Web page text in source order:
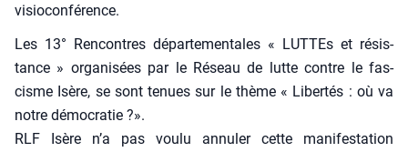
visioconférence.
Les 13° Ren­contres dépar­te­men­tales « LUTTEs et résis­
tance » orga­ni­sées par le Réseau de lutte contre le fas­
cisme Isère, se sont tenues sur le thème « Liber­tés : où va
notre démo­cra­tie ?».
RLF Isère n’a pas vou­lu annu­ler cette mani­fes­ta­tion